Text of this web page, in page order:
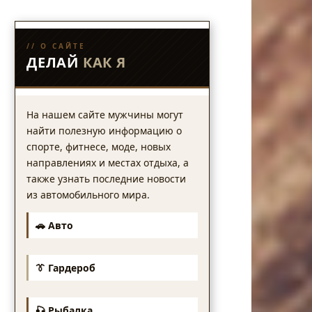
// О САЙТЕ
ДЕЛАЙ КАК Я
На нашем сайте мужчины могут
найти полезную информацию о
спорте, фитнесе, моде, новых
направлениях и местах отдыха, а
также узнать последние новости
из автомобильного мира.
🚗 Авто
👔 Гардероб